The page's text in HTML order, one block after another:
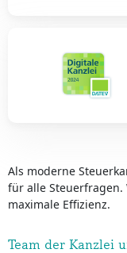
Als moderne
für alle
maximale Effizienz.
Team der Kanzlei